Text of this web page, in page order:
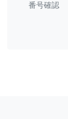
番号確認